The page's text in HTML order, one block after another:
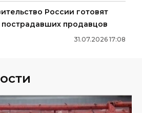
России готовят
продавцов
31.07.2026 17:08